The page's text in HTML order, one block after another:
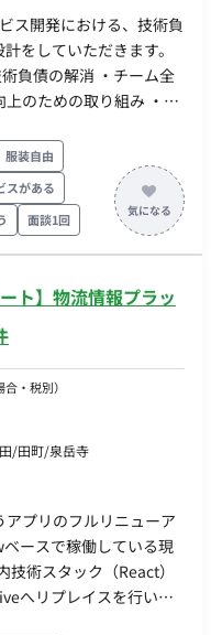
ス開発における、技術負
をしていただきます。
負債の解消 ・チーム全
のための取り組み ・フ
（職務内容
服装自由
スがある
面談1回
ト】物流情報プラッ
・税別）
/田町/泉岳寺
プリのフルリニューア
ースで稼働している現
術スタック（React）
へリプレイスを行いま